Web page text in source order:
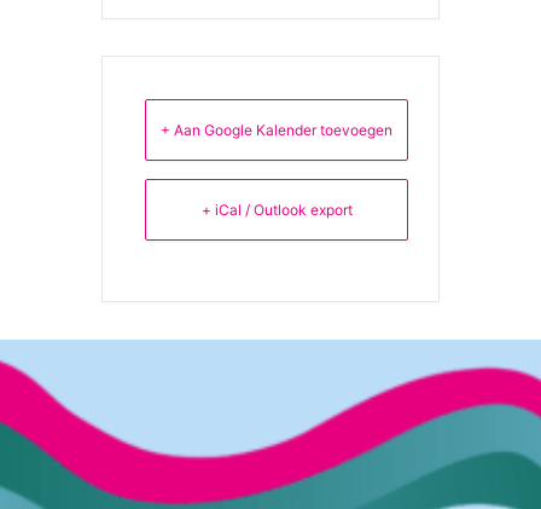
+ Aan Google Kalender toevoegen
+ iCal / Outlook export